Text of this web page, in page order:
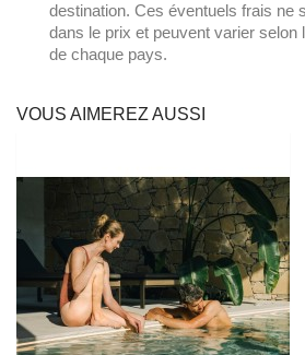
destination. Ces éventuels frais ne
dans le prix et peuvent varier selon
de chaque pays.
VOUS AIMEREZ AUSSI